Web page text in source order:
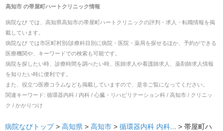
高知市の帯屋町ハートクリニック情報
病院なび では、 高知県高知市の帯屋町ハートクリニックの評判・求人・転職情報を掲
載しています。
病院なび では市区町村別/診療科目別に病院・医院・薬局を探せるほか、予約ができる
医療機関や、キーワードでの検索も可能です。
病院を探したい時、診療時間を調べたい時、医師求人や看護師求人、薬剤師求人情報
を知りたい時に便利です。
また、役立つ医療コラムなども掲載していますので、是非ご覧になってください。
関連キーワード: 循環器内科 / 内科 / 心臓・リハビリテーション科 / 高知市 / クリニッ
ク / かかりつけ
病院なびトップ> 高知県 > 高知市 > 循環器内科 内科 ... > 帯屋町ハ